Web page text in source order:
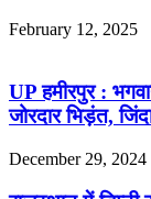
February 12, 2025
UP हमीरपुर :
जोरदार भिड़ंत,
December 29, 2024